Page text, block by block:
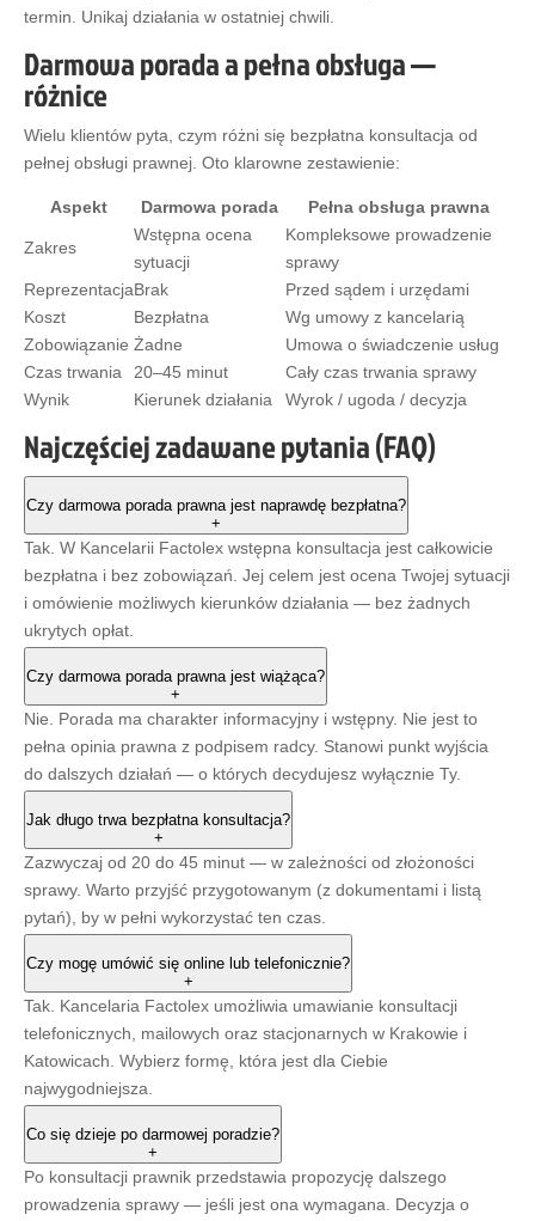
termin. Unikaj działania w ostatniej chwili.
Darmowa porada a pełna obsługa —
różnice
Wielu klientów pyta, czym różni się bezpłatna konsultacja od
pełnej obsługi prawnej. Oto klarowne zestawienie:
Aspekt Darmowa porada Pełna obsługa prawna
Zakres
Wstępna ocena
sytuacji
Kompleksowe prowadzenie
sprawy
ReprezentacjaBrak
Przed sądem i urzędami
Koszt
Bezpłatna
Wg umowy z kancelarią
Zobowiązanie Żadne
Umowa o świadczenie usług
Czas trwania
20–45 minut
Cały czas trwania sprawy
Wynik
Kierunek działania Wyrok / ugoda / decyzja
Najczęściej zadawane pytania (FAQ)
Czy darmowa porada prawna jest naprawdę bezpłatna?
+
Tak. W Kancelarii Factolex wstępna konsultacja jest całkowicie
bezpłatna i bez zobowiązań. Jej celem jest ocena Twojej sytuacji
i omówienie możliwych kierunków działania — bez żadnych
ukrytych opłat.
Czy darmowa porada prawna jest wiążąca?
+
Nie. Porada ma charakter informacyjny i wstępny. Nie jest to
pełna opinia prawna z podpisem radcy. Stanowi punkt wyjścia
do dalszych działań — o których decydujesz wyłącznie Ty.
Jak długo trwa bezpłatna konsultacja?
+
Zazwyczaj od 20 do 45 minut — w zależności od złożoności
sprawy. Warto przyjść przygotowanym (z dokumentami i listą
pytań), by w pełni wykorzystać ten czas.
Czy mogę umówić się online lub telefonicznie?
+
Tak. Kancelaria Factolex umożliwia umawianie konsultacji
telefonicznych, mailowych oraz stacjonarnych w Krakowie i
Katowicach. Wybierz formę, która jest dla Ciebie
najwygodniejsza.
Co się dzieje po darmowej poradzie?
+
Po konsultacji prawnik przedstawia propozycję dalszego
prowadzenia sprawy — jeśli jest ona wymagana. Decyzja o
0
Shares